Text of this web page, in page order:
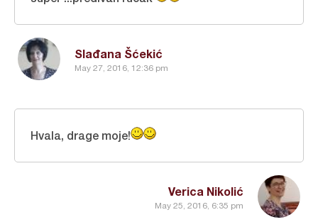
Slađana Šćekić
May 27, 2016, 12:36 pm
Verica Nikolić
May 25, 2016, 6:35 pm
Hvala, drage moje!